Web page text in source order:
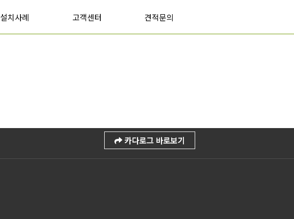
설치사례 고객센터 견적문의
카다로그 바로보기